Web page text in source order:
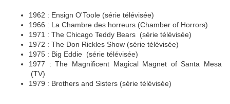
1962 : Ensign O'Toole (série télévisée)
1966 : La Chambre des horreurs (Chamber of Horrors)
1971 : The Chicago Teddy Bears (série télévisée)
1972 : The Don Rickles Show (série télévisée)
1975 : Big Eddie (série télévisée)
1977 : The Magnificent Magical Magnet of Santa Mesa
(TV)
1979 : Brothers and Sisters (série télévisée)